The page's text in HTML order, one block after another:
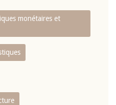
monétaires et